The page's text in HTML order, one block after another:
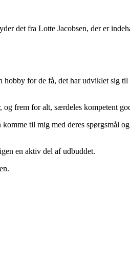
det fra Lotte Jacobsen, der er
hobby for de få, det har udviklet sig
frem for alt, særdeles kompetent
til mig med deres spørgsmål
en aktiv del af udbuddet.